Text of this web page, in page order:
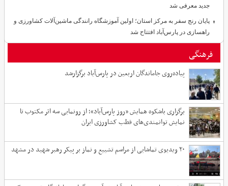
جدید معرفی شد
پایان رنج سفر به مرکز استان؛ اولین آموزشگاه رانندگی ماشین‌آلات کشاورزی و
راهسازی در پارس‌آباد افتتاح شد
فرهنگی
پیاده‌روی جاماندگان اربعین در پارس‌آباد برگزارشد
برگزاری باشکوه همایش «روز پارس‌آباد»؛ از رونمایی سه اثر مکتوب تا
نمایش توانمندی‌های قطب کشاورزی ایران
۲۰ ویدیوی تماشایی از مراسم تشییع و نماز بر پیکر رهبر شهید در مشهد